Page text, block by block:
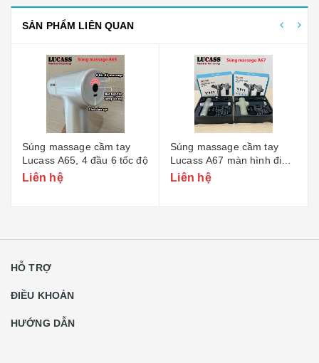
SẢN PHẨM LIÊN QUAN
Súng massage cầm tay
Lucass A65, 4 đầu 6 tốc độ
Liên hệ
Súng massage cầm tay
Lucass A67 màn hình điện
tử, 4 đầu massage, 6 tốc
Liên hệ
HỖ TRỢ
ĐIỀU KHOẢN
HƯỚNG DẪN